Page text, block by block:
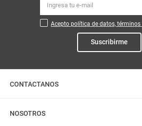
Acepto política de datos,
Suscribirme
CONTACTANOS
Atención telefónica
NOSOTROS